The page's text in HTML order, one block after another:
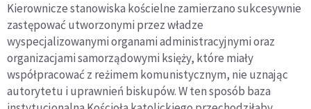
Kierownicze stanowiska kościelne zamierzano sukcesywnie
zastępować utworzonymi przez władze
wyspecjalizowanymi organami administracyjnymi oraz
organizacjami samorządowymi księży, które miały
współpracować z reżimem komunistycznym, nie uznając
autorytetu i uprawnień biskupów. W ten sposób baza